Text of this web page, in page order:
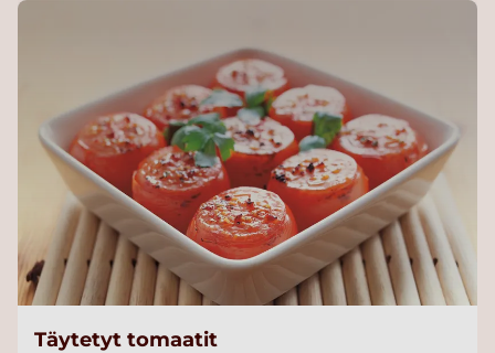
Täytetyt tomaatit